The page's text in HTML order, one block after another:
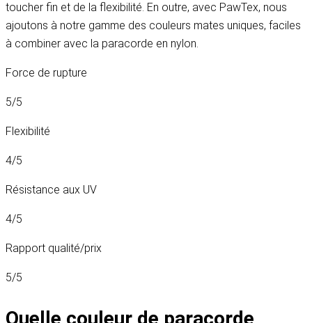
toucher fin et de la flexibilité. En outre, avec PawTex, nous
ajoutons à notre gamme des couleurs mates uniques, faciles
à combiner avec la paracorde en nylon.
Force de rupture
5/5
Flexibilité
4/5
Résistance aux UV
4/5
Rapport qualité/prix
5/5
Quelle couleur de paracorde